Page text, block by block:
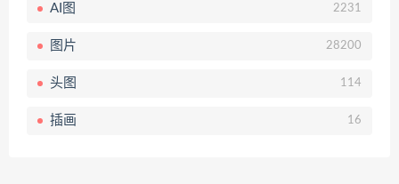
AI图 2231
图片 28200
头图 114
插画 16